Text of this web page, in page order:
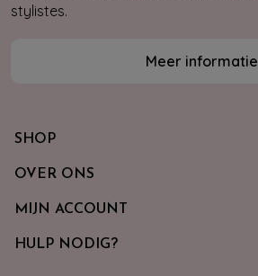
stylistes.
Meer informatie
SHOP
OVER ONS
MIJN ACCOUNT
HULP NODIG?